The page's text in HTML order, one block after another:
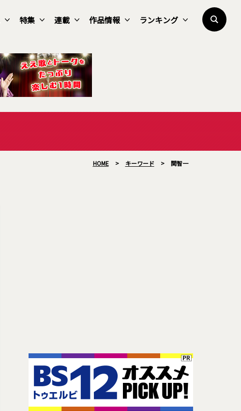
特集 連載 作品情報 ランキング
HOME > キーワード > 関智一